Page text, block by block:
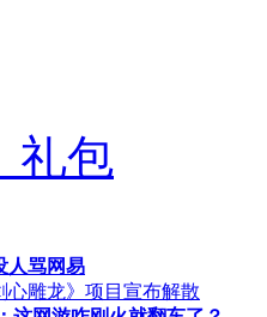
礼包
人骂网易
心雕龙》项目宣布解散